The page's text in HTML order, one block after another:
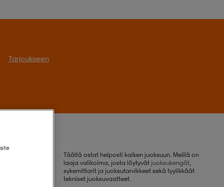
Tarjoukseen
Täältä ostat helposti kaiken juoksuun. Meillä on
laaja valikoima, josta löytyvät juoksukengät,
sykemittarit ja juoksutarvikkeet sekä tyylikkäät
tekniset juoksuvaatteet.